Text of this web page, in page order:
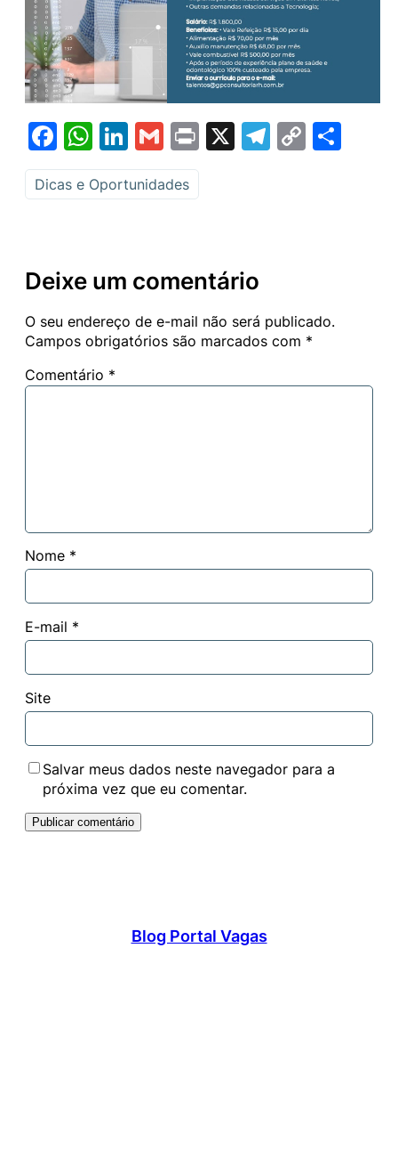
Facebook
WhatsApp
LinkedIn
GmailPrint
X Telegram
Copy
Dicas e Oportunidades
Deixe um comentário
O seu endereço de e-mail não será publicado.
Campos obrigatórios são marcados com *
Comentário *
Nome *
E-mail *
Site
Salvar meus dados neste navegador para a
próxima vez que eu comentar.
Blog Portal Vagas